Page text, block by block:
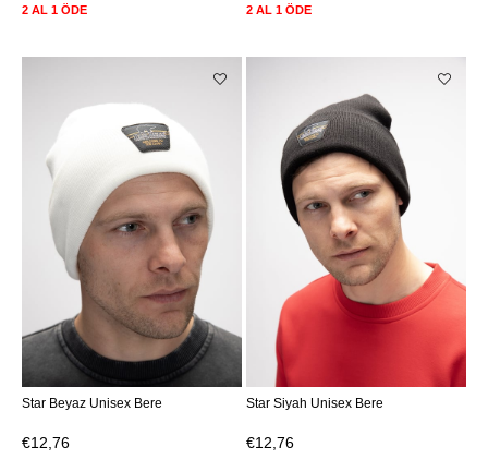
2 AL 1 ÖDE 2 AL 1 ÖDE
Star Beyaz Unisex Bere
€12,76
Star Siyah Unisex Bere
€12,76